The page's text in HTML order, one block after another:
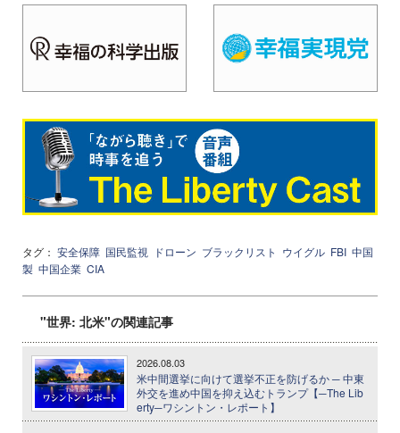
タグ： 安全保障 国民監視 ドローン ブラックリスト ウイグル FBI 中国
製 中国企業 CIA
"世界: 北米"の関連記事
2026.08.03
米中間選挙に向けて選挙不正を防げるか ─ 中東
外交を進め中国を抑え込むトランプ【─The Lib
erty─ワシントン・レポート】